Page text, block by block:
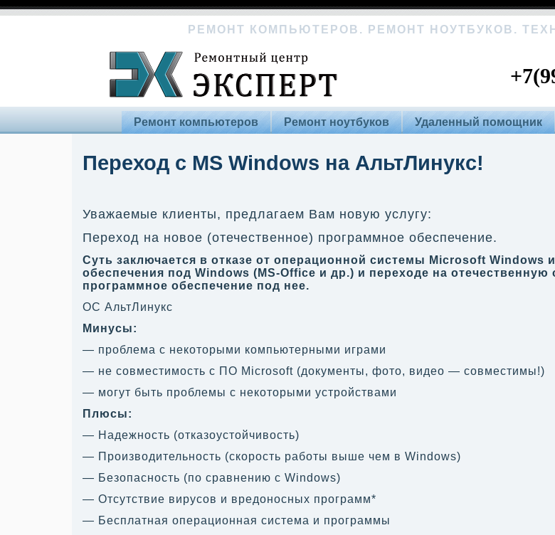
РЕМОНТ КОМПЬЮТЕРОВ. РЕМОНТ НОУТБУКОВ.
Ремонт компьютеров Ремонт ноутбуков Удаленный помощник
Переход с MS Windows на АльтЛинукс!
Уважаемые клиенты, предлагаем Вам новую услугу:
Переход на новое (отечественное) программное обеспечение.
Суть заключается в отказе от операционной системы Microsoft Windows
обеспечения под Windows (MS-Office и др.) и переходе на
программное обеспечение под нее.
ОС АльтЛинукс
Минусы:
— проблема с некоторыми компьютерными играми
— не совместимость с ПО Microsoft (документы, фото, видео — совместимы!)
— могут быть проблемы с некоторыми устройствами
Плюсы:
— Надежность (отказоустойчивость)
— Производительность (скорость работы выше чем в Windows)
— Безопасность (по сравнению с Windows)
— Отсутствие вирусов и вредоносных программ*
— Бесплатная операционная система и программы